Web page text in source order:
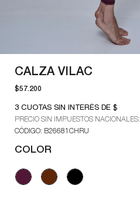
CALZA VILAC
$57.200
3 CUOTAS SIN INTERÉS DE $
PRECIO SIN IMPUESTOS NACIONALES:
CÓDIGO: B26681CHRU
COLOR